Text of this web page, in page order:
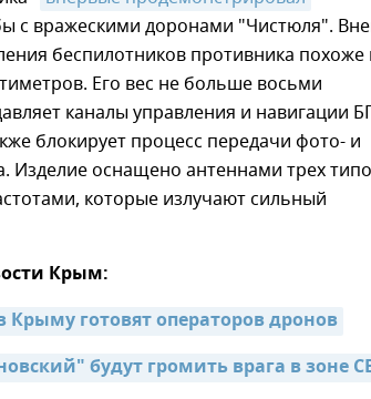
с вражескими доронами "Чистюля".
беспилотников противника похоже
Его вес не больше восьми
каналы управления и навигации
блокирует процесс передачи фото- и
Изделие оснащено антеннами трех
которые излучают сильный
Крым:
готовят операторов дронов
будут громить врага в зоне